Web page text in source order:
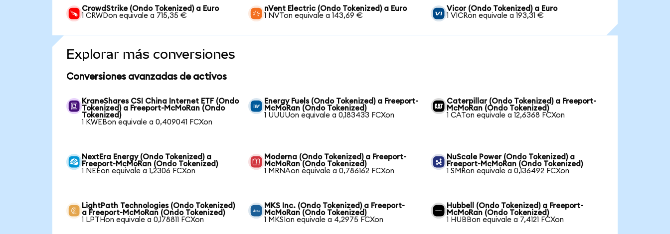
CrowdStrike (Ondo Tokenized) a Euro
1 CRWDon equivale a 715,35 €
nVent Electric (Ondo Tokenized) a Euro
1 NVTon equivale a 143,69 €
Vicor (Ondo Tokenized) a Euro
1 VICRon equivale a 193,31 €
Explorar más conversiones
Conversiones avanzadas de activos
KraneShares CSI China Internet ETF (Ondo
Tokenized) a Freeport-McMoRan (Ondo
Tokenized)
1 KWEBon equivale a 0,409041 FCXon
Energy Fuels (Ondo Tokenized) a Freeport-
McMoRan (Ondo Tokenized)
1 UUUUon equivale a 0,183433 FCXon
Caterpillar (Ondo Tokenized) a Freeport-
McMoRan (Ondo Tokenized)
1 CATon equivale a 12,6368 FCXon
NextEra Energy (Ondo Tokenized) a
Freeport-McMoRan (Ondo Tokenized)
1 NEEon equivale a 1,2306 FCXon
Moderna (Ondo Tokenized) a Freeport-
McMoRan (Ondo Tokenized)
1 MRNAon equivale a 0,786162 FCXon
NuScale Power (Ondo Tokenized) a
Freeport-McMoRan (Ondo Tokenized)
1 SMRon equivale a 0,136492 FCXon
LightPath Technologies (Ondo Tokenized)
a Freeport-McMoRan (Ondo Tokenized)
1 LPTHon equivale a 0,178811 FCXon
MKS Inc. (Ondo Tokenized) a Freeport-
McMoRan (Ondo Tokenized)
1 MKSIon equivale a 4,2975 FCXon
Hubbell (Ondo Tokenized) a Freeport-
McMoRan (Ondo Tokenized)
1 HUBBon equivale a 7,4121 FCXon